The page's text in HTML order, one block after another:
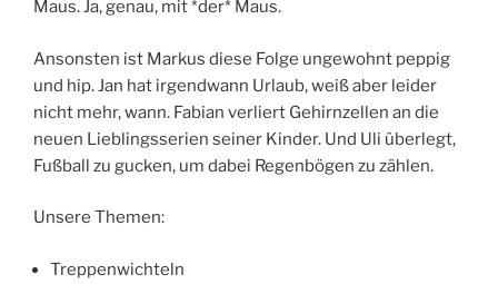
Maus. Ja, genau, mit *der* Maus.
Ansonsten ist Markus diese Folge ungewohnt peppig
und hip. Jan hat irgendwann Urlaub, weiß aber leider
nicht mehr, wann. Fabian verliert Gehirnzellen an die
neuen Lieblingsserien seiner Kinder. Und Uli überlegt,
Fußball zu gucken, um dabei Regenbögen zu zählen.
Unsere Themen:
Treppenwichteln